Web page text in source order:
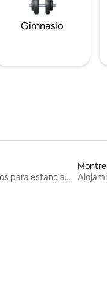
Gimnasio
Alojamientos para estancias largas